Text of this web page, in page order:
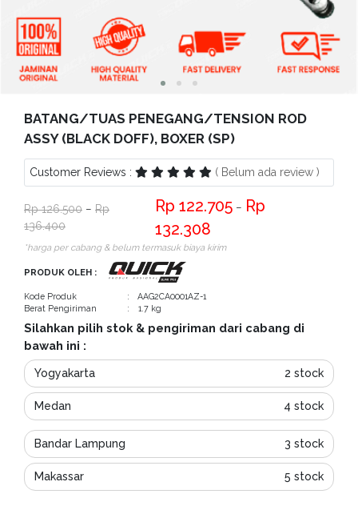
Kritik
Saran
BATANG/TUAS PENEGANG/TENSION ROD
ASSY (BLACK DOFF), BOXER (SP)
Customer Reviews : ( Belum ada review )
126.500 −
136.400
122.705−
132.308
*harga per cabang & belum termasuk biaya kirim
PRODUK OLEH :
Kode Produk
: AAG2CA0001AZ-1
Berat Pengiriman
: 1.7 kg
Silahkan pilih stok & pengiriman dari cabang di
bawah ini :
Yogyakarta 2 stock
Medan 4 stock
Bandar Lampung 3 stock
Makassar 5 stock